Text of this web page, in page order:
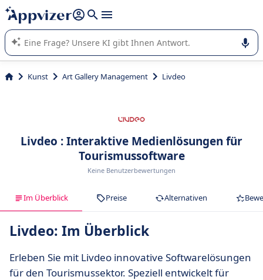
beantworten (mehrere Zeilen mit
Die KI von Appvizer führt Sie bei der Nutzung oder Auswahl
von SaaS-Software in Unternehmen.
Kunst Art Gallery Management Livdeo
Livdeo : Interaktive Medienlösungen für
Tourismussoftware
Keine Benutzerbewertungen
Im Überblick Preise Alternativen
Livdeo: Im Überblick
Erleben Sie mit Livdeo innovative Softwarelösungen
für den Tourismussektor. Speziell entwickelt für